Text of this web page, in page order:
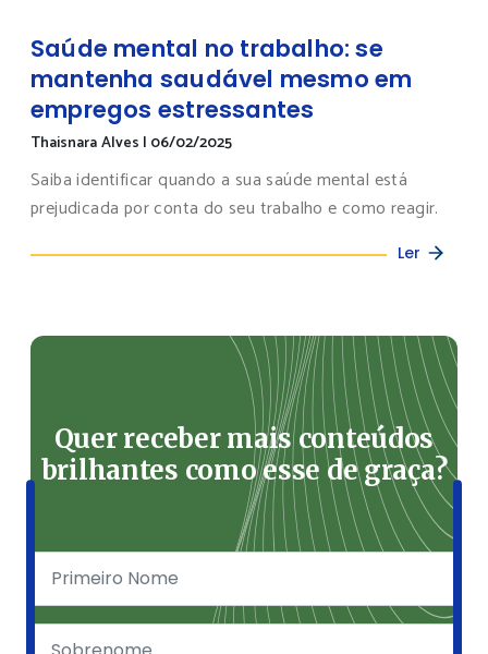
Saúde mental no trabalho: se
mantenha saudável mesmo em
empregos estressantes
Thaisnara Alves | 06/02/2025
Saiba identificar quando a sua saúde mental está
prejudicada por conta do seu trabalho e como reagir.
Ler
Quer receber mais conteúdos
brilhantes como esse de graça?